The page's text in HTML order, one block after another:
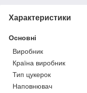
Характеристики
Основні
Виробник
Країна виробник
Тип цукерок
Наповнювач